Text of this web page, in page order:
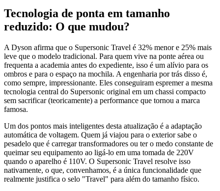
Tecnologia de ponta em tamanho
reduzido: O que mudou?
A Dyson afirma que o Supersonic Travel é 32% menor e 25% mais
leve que o modelo tradicional. Para quem vive na ponte aérea ou
frequenta a academia antes do expediente, isso é um alívio para os
ombros e para o espaço na mochila. A engenharia por trás disso é,
como sempre, impressionante. Eles conseguiram espremer a mesma
tecnologia central do Supersonic original em um chassi compacto
sem sacrificar (teoricamente) a performance que tornou a marca
famosa.
Um dos pontos mais inteligentes desta atualização é a adaptação
automática de voltagem. Quem já viajou para o exterior sabe o
pesadelo que é carregar transformadores ou ter o medo constante de
queimar seu equipamento ao ligá-lo em uma tomada de 220V
quando o aparelho é 110V. O Supersonic Travel resolve isso
nativamente, o que, convenhamos, é a única funcionalidade que
realmente justifica o selo "Travel" para além do tamanho físico.